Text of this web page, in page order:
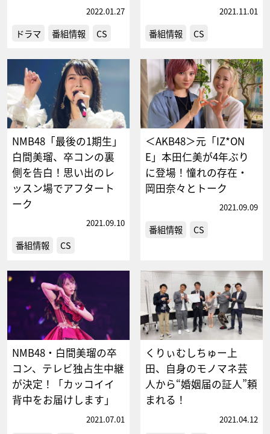
2022.01.27
ドラマ 番組情報 CS
2021.11.01
番組情報 CS
NMB48「最後の1期生」
白間美瑠、卒コンの裏
側を告白！思い出のレ
ッスン場でアフタート
ーク
2021.09.10
番組情報 CS
＜AKB48＞元「IZ*ON
E」本田仁美が4年ぶり
に登場！憧れの存在・
岡田奈々とトーク
2021.09.09
番組情報 CS
NMB48・白間美瑠の卒
コン、テレビ独占生中継
が決定！「カッコイイ
背中をお届けします」
2021.07.01
くりぃむしちゅー上
田、自身のモノマネ芸
人から“婚姻届の証人”頼
まれる！
2021.04.12